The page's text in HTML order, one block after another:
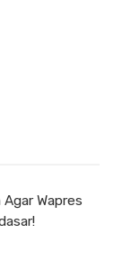
Wapres